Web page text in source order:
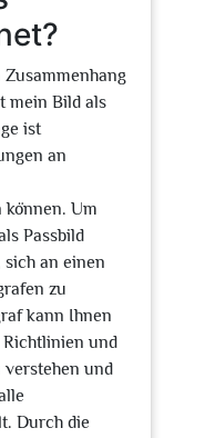
mein Bild als
ist
an
Um
Passbild
an einen
zu
kann Ihnen
Richtlinien und
verstehen und
Durch die